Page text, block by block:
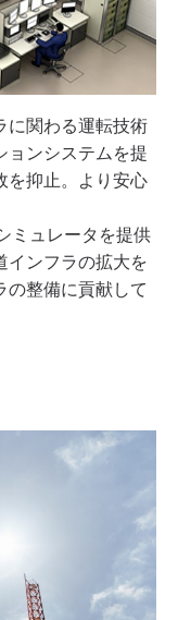
に関わる運転技術
ョンシステムを提
を抑止。より安心
ミュレータを提供
インフラの拡大を
の整備に貢献して